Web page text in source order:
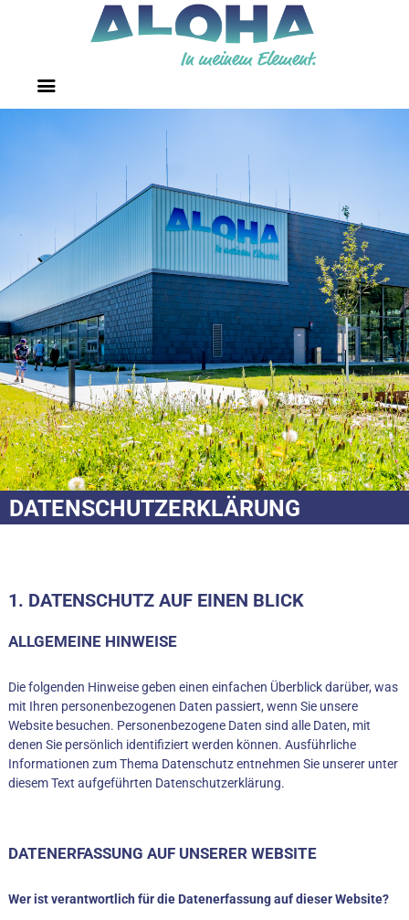
DATENSCHUTZERKLÄRUNG
STARTSEITE
WOHNMOBILSTELLPLATZ
HALLENBAD
BELEGUNGSPLAN
FREIBAD
SAUNA
KURSE
EVENTS
PREISE & ZEITEN
WEB-SHOP
1. DATENSCHUTZ AUF EINEN BLICK
ALLGEMEINE HINWEISE
Die folgenden Hinweise geben einen einfachen Überblick darüber, was
mit Ihren personenbezogenen Daten passiert, wenn Sie unsere
Website besuchen. Personenbezogene Daten sind alle Daten, mit
denen Sie persönlich identifiziert werden können. Ausführliche
Informationen zum Thema Datenschutz entnehmen Sie unserer unter
diesem Text aufgeführten Datenschutzerklärung.
DATENERFASSUNG AUF UNSERER WEBSITE
Wer ist verantwortlich für die Datenerfassung auf dieser Website?